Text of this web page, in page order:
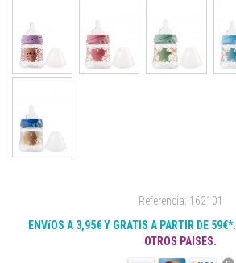
Referencia: 162101
ENVíOS A 3,95€ Y GRATIS A PARTIR DE 59€*.
OTROS PAISES.